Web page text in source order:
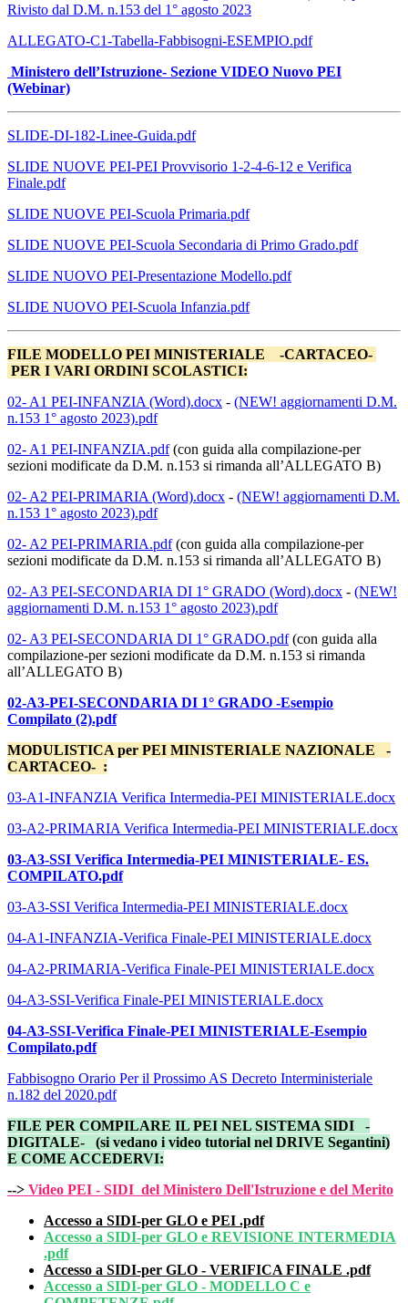
Rivisto dal D.M. n.153 del 1° agosto 2023
ALLEGATO-C1-Tabella-Fabbisogni-ESEMPIO.pdf
Ministero dell’Istruzione- Sezione VIDEO Nuovo PEI
(Webinar)
SLIDE-DI-182-Linee-Guida.pdf
SLIDE NUOVE PEI-PEI Provvisorio 1-2-4-6-12 e Verifica
Finale.pdf
SLIDE NUOVE PEI-Scuola Primaria.pdf
SLIDE NUOVE PEI-Scuola Secondaria di Primo Grado.pdf
SLIDE NUOVO PEI-Presentazione Modello.pdf
SLIDE NUOVO PEI-Scuola Infanzia.pdf
FILE MODELLO PEI MINISTERIALE -CARTACEO-
PER I VARI ORDINI SCOLASTICI:
02- A1 PEI-INFANZIA (Word).docx - (NEW! aggiornamenti D.M.
n.153 1° agosto 2023).pdf
02- A1 PEI-INFANZIA.pdf(con guida alla compilazione-per
sezioni modificate da D.M. n.153 si rimanda all’ALLEGATO B)
02- A2 PEI-PRIMARIA (Word).docx - (NEW! aggiornamenti D.M.
n.153 1° agosto 2023).pdf
02- A2 PEI-PRIMARIA.pdf(con guida alla compilazione-per
sezioni modificate da D.M. n.153 si rimanda all’ALLEGATO B)
02- A3 PEI-SECONDARIA DI 1° GRADO (Word).docx - (NEW!
aggiornamenti D.M. n.153 1° agosto 2023).pdf
02- A3 PEI-SECONDARIA DI 1° GRADO.pdf(con guida alla
compilazione-per sezioni modificate da D.M. n.153 si rimanda
all’ALLEGATO B)
02-A3-PEI-SECONDARIA DI 1° GRADO -Esempio
Compilato (2).pdf
MODULISTICA per PEI MINISTERIALE NAZIONALE -
CARTACEO- :
03-A1-INFANZIA Verifica Intermedia-PEI MINISTERIALE.docx
03-A2-PRIMARIA Verifica Intermedia-PEI MINISTERIALE.docx
03-A3-SSI Verifica Intermedia-PEI MINISTERIALE- ES.
COMPILATO.pdf
03-A3-SSI Verifica Intermedia-PEI MINISTERIALE.docx
04-A1-INFANZIA-Verifica Finale-PEI MINISTERIALE.docx
04-A2-PRIMARIA-Verifica Finale-PEI MINISTERIALE.docx
04-A3-SSI-Verifica Finale-PEI MINISTERIALE.docx
04-A3-SSI-Verifica Finale-PEI MINISTERIALE-Esempio
Compilato.pdf
Fabbisogno Orario Per il Prossimo AS Decreto Interministeriale
n.182 del 2020.pdf
FILE PER COMPILARE IL PEI NEL SISTEMA SIDI -
DIGITALE- (si vedano i video tutorial nel DRIVE Segantini)
E COME ACCEDERVI:
--> Video PEI - SIDI del Ministero Dell'Istruzione e del Merito
Accesso a SIDI-per GLO e PEI .pdf
Accesso a SIDI-per GLO e REVISIONE INTERMEDIA
.pdf
Accesso a SIDI-per GLO - VERIFICA FINALE .pdf
Accesso a SIDI-per GLO - MODELLO C e